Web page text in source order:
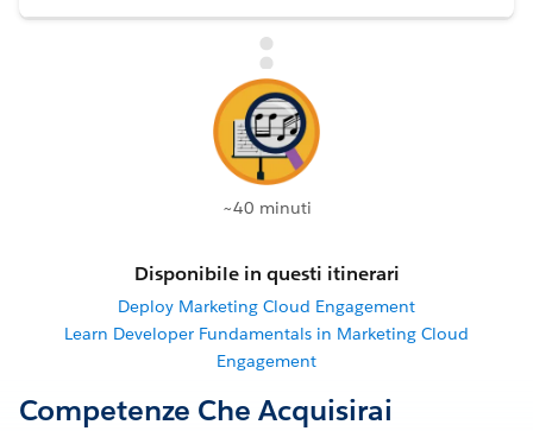
~40 minuti
Disponibile in questi itinerari
Deploy Marketing Cloud Engagement
Learn Developer Fundamentals in Marketing Cloud
Engagement
Competenze Che Acquisirai